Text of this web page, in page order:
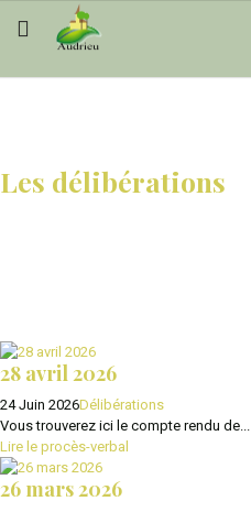
Les délibérations
28 avril 2026
24 Juin 2026Délibérations
Vous trouverez ici le compte rendu de...
Lire le procès-verbal
26 mars 2026